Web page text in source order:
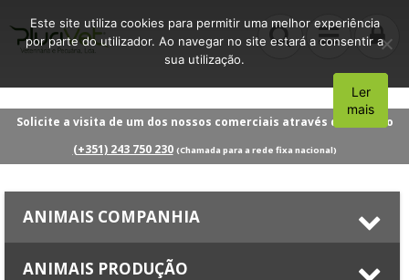
Solicite a visita de um dos nossos comerciais através do número
(+351) 243 750 230 (Chamada para a rede fixa nacional)
ANIMAIS COMPANHIA
ANIMAIS PRODUÇÃO
Este site utiliza cookies para permitir uma melhor experiência
por parte do utilizador. Ao navegar no site estará a consentir a
sua utilização.
Aceito
Ler
mais